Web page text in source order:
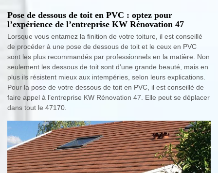
Pose de dessous de toit en PVC : optez pour
l’expérience de l’entreprise KW Rénovation 47
Lorsque vous entamez la finition de votre toiture, il est conseillé
de procéder à une pose de dessous de toit et le ceux en PVC
sont les plus recommandés par professionnels en la matière. Non
seulement les dessous de toit sont d’une grande beauté, mais en
plus ils résistent mieux aux intempéries, selon leurs explications.
Pour la pose de votre dessous de toit en PVC, il est conseillé de
faire appel à l’entreprise KW Rénovation 47. Elle peut se déplacer
dans tout le 47170.